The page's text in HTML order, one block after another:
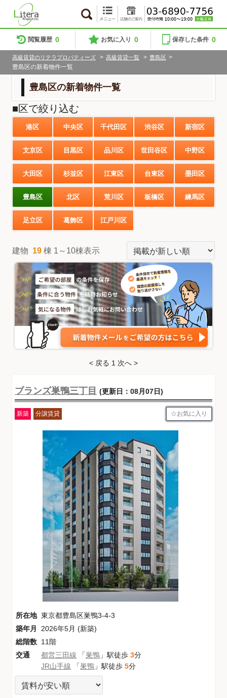
閲覧履歴 0 お気に入り 0 保存した条件 0
高級賃貸のリテラプロパティーズ > 高級賃貸一覧 > 豊島区 >
豊島区の新着物件一覧
豊島区の新着物件一覧
■区で絞り込む
港区 中央区 千代田区 渋谷区 新宿区
文京区 目黒区 品川区 世田谷区 中野区
大田区 杉並区 江東区 台東区 墨田区
豊島区 北区 荒川区 板橋区 練馬区
足立区 葛飾区 江戸川区
建物 19 棟 1～10棟表示
< 戻る 1 次へ >
ブランズ巣鴨三丁目 (更新日：08月07日)
新築 分譲賃貸 お気に入り
所在地 東京都豊島区巣鴨3-4-3
築年月
2026年5月 (新築)
総階数 11階
交通
都営三田線 「巣鴨 」駅徒歩 3分
JR山手線 「巣鴨 」駅徒歩 5分